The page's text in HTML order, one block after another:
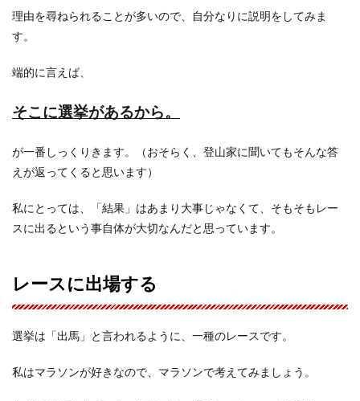
理由を尋ねられることが多いので、自分なりに説明をしてみま
す。
端的に言えば、
そこに選挙があるから。
が一番しっくりきます。（おそらく、登山家に聞いてもそんな答
えが返ってくると思います）
私にとっては、「結果」はあまり大事じゃなくて、そもそもレー
スに出るという事自体が大切なんだと思っています。
レースに出場する
選挙は「出馬」と言われるように、一種のレースです。
私はマラソンが好きなので、マラソンで考えてみましょう。